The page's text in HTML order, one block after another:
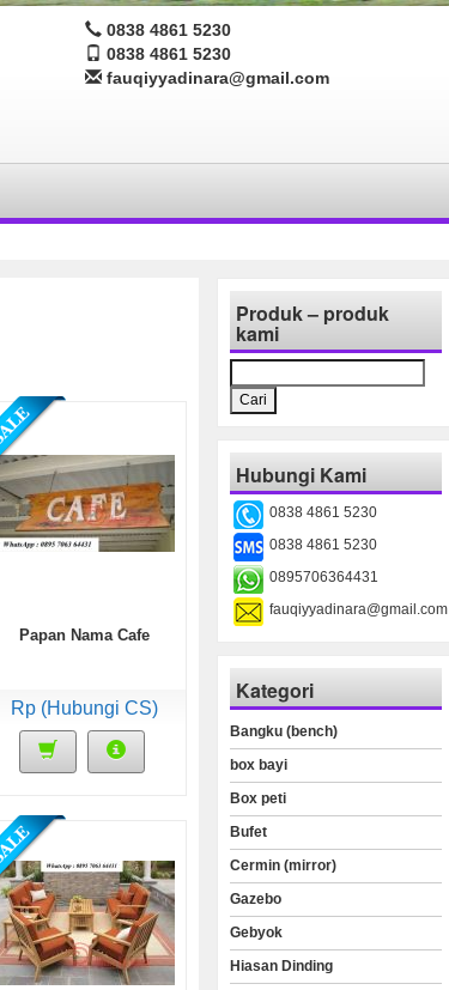
0838 4861 5230
0838 4861 5230
fauqiyyadinara@gmail.com
Papan Nama Cafe
Rp (Hubungi CS)
Produk – produk
kami
untuk:
Hubungi Kami
0838 4861 5230
0838 4861 5230
0895706364431
fauqiyyadinara@gmail.com
Kategori
Bangku (bench)
box bayi
Box peti
Bufet
Cermin (mirror)
Gazebo
Gebyok
Hiasan Dinding